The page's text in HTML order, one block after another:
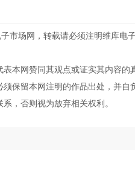
市场网，转载请必须注明维库电
本网赞同其观点或证实其内容的
保留本网注明的作品出处，并自
，否则视为放弃相关权利。